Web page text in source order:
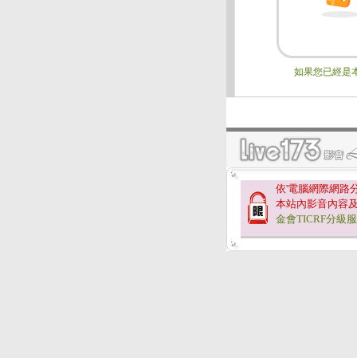
如果您已經是
依'電腦網際網路
本站內影音內容
金會TICRF分級